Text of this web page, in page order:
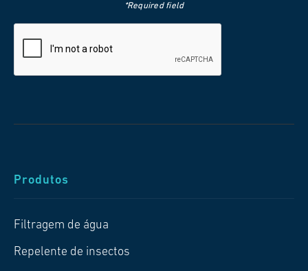
*Required field
Produtos
Filtragem de água
Repelente de insectos